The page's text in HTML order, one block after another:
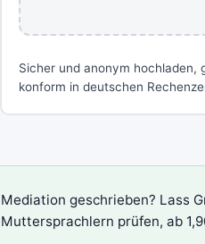
Sicher und anonym hochladen,
konform in deutschen
Mediation geschrieben? Lass
Muttersprachlern prüfen, ab